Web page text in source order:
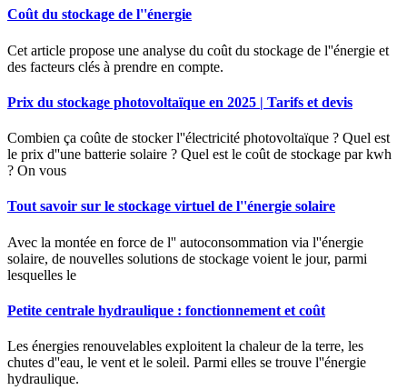
Coût du stockage de l''énergie
Cet article propose une analyse du coût du stockage de l''énergie et
des facteurs clés à prendre en compte.
Prix du stockage photovoltaïque en 2025 | Tarifs et devis
Combien ça coûte de stocker l''électricité photovoltaïque ? Quel est
le prix d''une batterie solaire ? Quel est le coût de stockage par kwh
? On vous
Tout savoir sur le stockage virtuel de l''énergie solaire
Avec la montée en force de l'' autoconsommation via l''énergie
solaire, de nouvelles solutions de stockage voient le jour, parmi
lesquelles le
Petite centrale hydraulique : fonctionnement et coût
Les énergies renouvelables exploitent la chaleur de la terre, les
chutes d''eau, le vent et le soleil. Parmi elles se trouve l''énergie
hydraulique.